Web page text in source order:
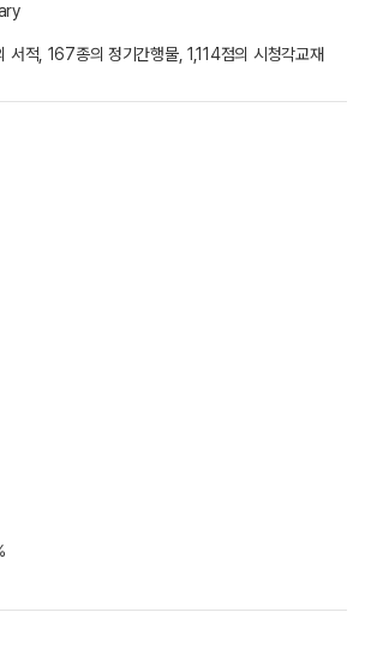
적, 167종의 정기간행물, 1,114점의 시청각교재